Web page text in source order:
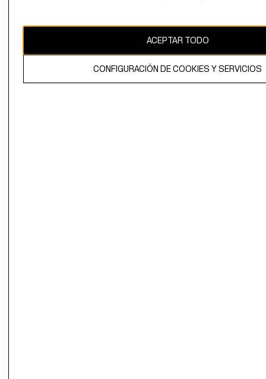
CAMBIAR REGIÓN
ACEPTAR TODO
CONFIGURACIÓN DE COOKIES Y SERVICIOS